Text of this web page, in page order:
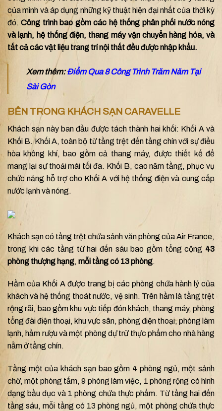
của mình và áp dụng những kỹ thuật hiện đại nhất của thời kỳ
đó.Công trình bao gồm các hệ thống phân phối nước nóng
và lạnh, hệ thống điện, thang máy vận chuyển hàng hóa, và
tất cả các vật liệu trang trí nội thất đều được nhập khẩu.
Xem thêm:Điểm Qua 8 Công Trình Trăm Năm Tại
Sài Gòn
BÊN TRONG KHÁCH SẠN CARAVELLE
Khách sạn này ban đầu được tách thành hai khối: Khối A và
Khối B. Khối A, toàn bộ từ tầng trệt đến tầng chín với sự điều
hòa không khí, bao gồm cả thang máy, được thiết kế để
mang lại sự thoải mái tối đa. Khối B, cao năm tầng, phục vụ
chức năng hỗ trợ cho Khối A với hệ thống điện và cung cấp
nước lạnh và nóng.
Khách sạn có tầng trệt chứa sảnh văn phòng của Air France,
trong khi các tầng từ hai đến sáu bao gồm tổng cộng 43
phòng thượng hạng, mỗi tầng có 13 phòng.
Hầm của Khối A được trang bị các phòng chứa hành lý của
khách và hệ thống thoát nước, vệ sinh. Trên hầm là tầng trệt
rộng rãi, bao gồm khu vực tiếp đón khách, thang máy, phòng
tổng đài điện thoại, khu vực sân, phòng điện thoại, phòng làm
lạnh, hầm rượu và một phòng dự trữ thực phẩm cho nhà hàng
nằm ở tầng chín.
Tầng một của khách sạn bao gồm 4 phòng ngủ, một sảnh
chờ, một phòng tắm, 9 phòng làm việc, 1 phòng rộng có hình
dạng bầu dục và 1 phòng chứa thực phẩm. Từ tầng hai đến
tầng sáu, mỗi tầng có 13 phòng ngủ, một phòng chứa thực